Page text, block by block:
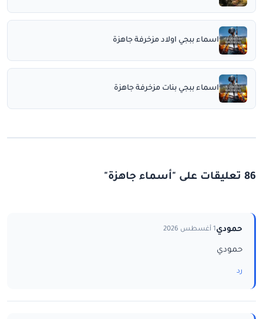
اسماء ببجي اولاد مزخرفة جاهزة
اسماء ببجي بنات مزخرفة جاهزة
86 تعليقات على "أسماء جاهزة"
حمودي1 أغسطس 2026
حمودي
رد